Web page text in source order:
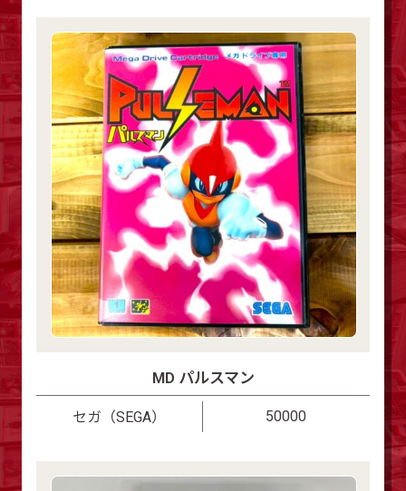
MD パルスマン
セガ（SEGA） 50000